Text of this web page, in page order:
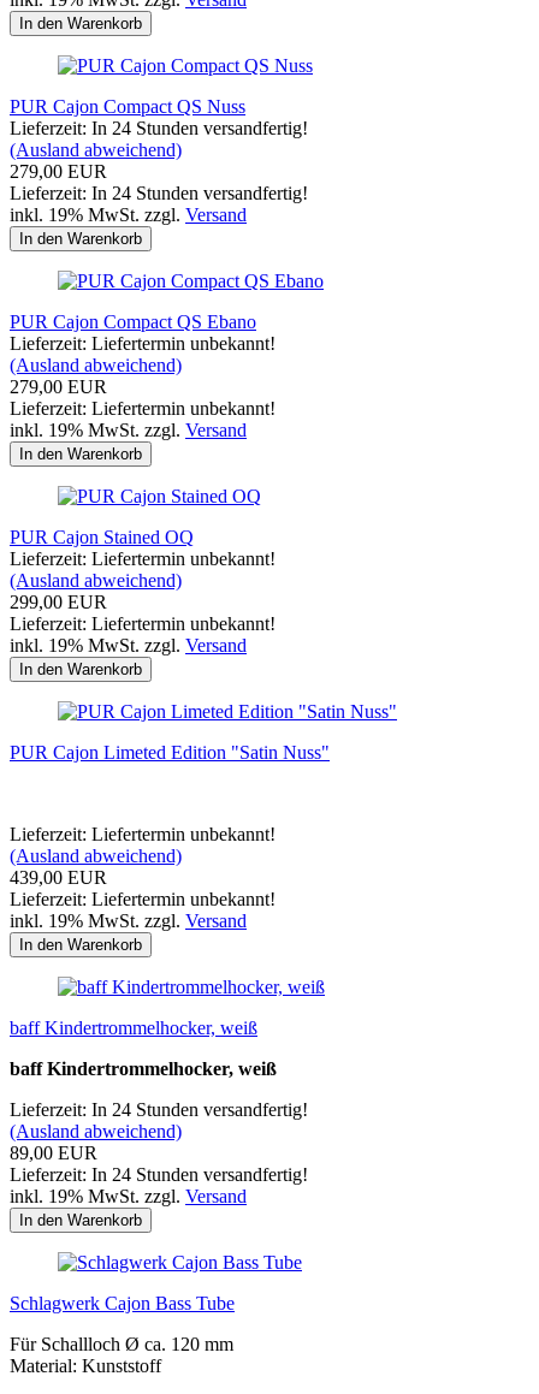
In den Warenkorb
PUR Cajon Compact QS Nuss
Lieferzeit: In 24 Stunden versandfertig!
(Ausland abweichend)
279,00 EUR
Lieferzeit: In 24 Stunden versandfertig!
inkl. 19% MwSt. zzgl. Versand
In den Warenkorb
PUR Cajon Compact QS Ebano
Lieferzeit: Liefertermin unbekannt!
(Ausland abweichend)
279,00 EUR
Lieferzeit: Liefertermin unbekannt!
inkl. 19% MwSt. zzgl. Versand
In den Warenkorb
PUR Cajon Stained OQ
Lieferzeit: Liefertermin unbekannt!
(Ausland abweichend)
299,00 EUR
Lieferzeit: Liefertermin unbekannt!
inkl. 19% MwSt. zzgl. Versand
In den Warenkorb
PUR Cajon Limeted Edition "Satin Nuss"
Lieferzeit: Liefertermin unbekannt!
(Ausland abweichend)
439,00 EUR
Lieferzeit: Liefertermin unbekannt!
inkl. 19% MwSt. zzgl. Versand
In den Warenkorb
baff Kindertrommelhocker, weiß
baff Kindertrommelhocker, weiß
Lieferzeit: In 24 Stunden versandfertig!
(Ausland abweichend)
89,00 EUR
Lieferzeit: In 24 Stunden versandfertig!
inkl. 19% MwSt. zzgl. Versand
In den Warenkorb
Schlagwerk Cajon Bass Tube
Für Schallloch Ø ca. 120 mm
Material: Kunststoff